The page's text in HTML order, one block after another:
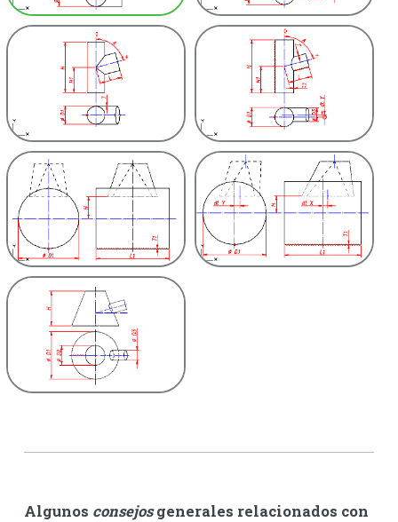
Algunos consejosgenerales relacionados con